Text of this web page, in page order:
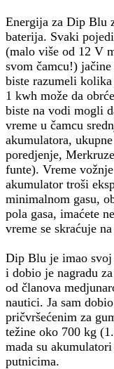
Energija za Dip Blu
baterija. Svaki
(malo više od 12 V
svom čamcu!)
biste razumeli
1 kwh može da
biste na vodi mogli
vreme u čamcu
akumulatora,
poredjenje,
funte). Vreme
akumulator troši
minimalnom gasu,
pola gasa, imaćete
vreme se skraćuje
Dip Blu je imao
i dobio je nagradu
od članova
nautici. Ja sam
pričvršećenim za
težine oko 700 kg
mada su
putnicima.